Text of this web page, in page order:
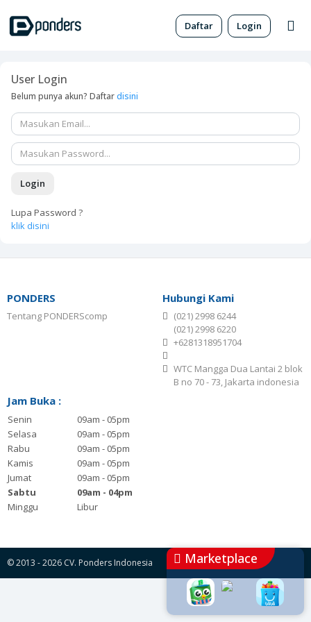
Daftar Login
User Login
Belum punya akun? Daftardisini
E
m
a
i
P
a
o
r
Login
Lupa Password ?
klik disini
PONDERS
Tentang PONDERScomp
Hubungi Kami
(021) 2998 6244
(021) 2998 6220
+6281318951704
WTC Mangga Dua Lantai 2 blok
B no 70 - 73, Jakarta indonesia
Jam Buka :
Senin
09am - 05pm
Selasa
09am - 05pm
Rabu
09am - 05pm
Kamis
09am - 05pm
Jumat
09am - 05pm
Sabtu
09am - 04pm
Minggu
Libur
© 2013 - 2026 CV. Ponders Indonesia Marketplace